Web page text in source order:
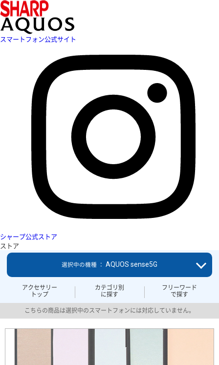
スマートフォン公式サイト
シャープ公式ストア
ストア
アクセサリー
トップ
カテゴリ別
に探す
フリーワード
で探す
選択中の機種 ： AQUOS sense5G
こちらの商品は選択中のスマートフォンには対応していません。